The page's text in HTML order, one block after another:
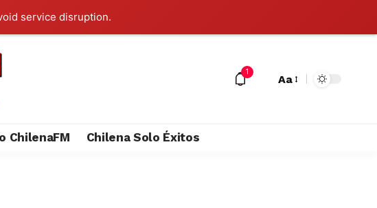
service disruption.
1
Aa
ChilenaFM Chilena Solo Éxitos